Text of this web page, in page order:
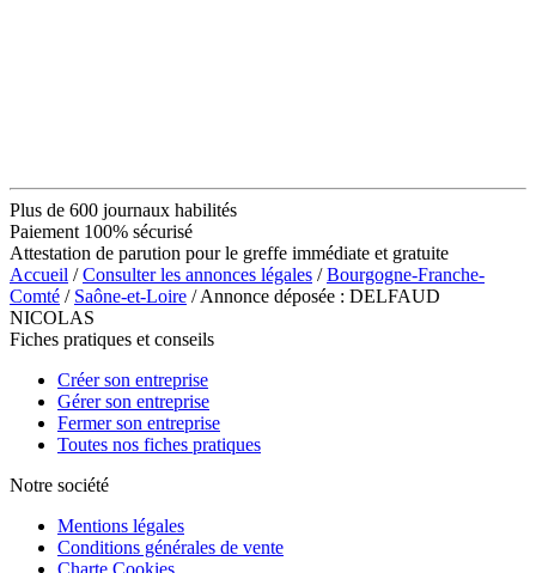
Plus de 600 journaux habilités
Paiement 100% sécurisé
Attestation de parution pour le greffe immédiate et gratuite
Accueil /Consulter les annonces légales /Bourgogne-Franche-
Comté / Saône-et-Loire / Annonce déposée : DELFAUD
NICOLAS
Fiches pratiques et conseils
Créer son entreprise
Gérer son entreprise
Fermer son entreprise
Toutes nos fiches pratiques
Notre société
Mentions légales
Conditions générales de vente
Charte Cookies